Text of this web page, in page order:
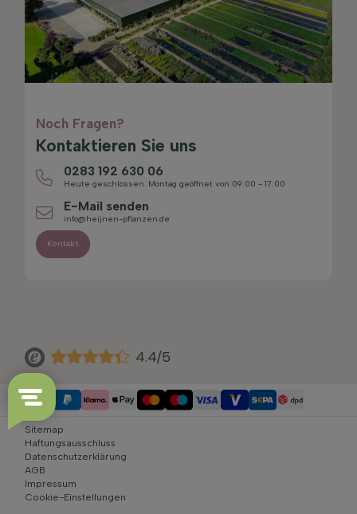
Noch Fragen?
Kontaktieren Sie uns
0283 192 630 06
Heute geschlossen. Montag geöffnet von 09:00 - 17:00
E-Mail senden
info@heijnen-pflanzen.de
Kontakt
4.4/5
Sitemap
Haftungsausschluss
Datenschutzerklärung
AGB
Impressum
Cookie-Einstellungen